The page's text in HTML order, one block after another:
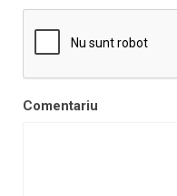
Comentariu